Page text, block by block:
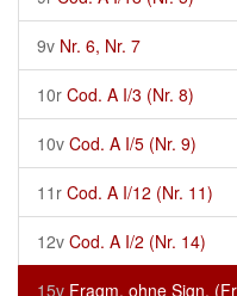
9v Nr. 6, Nr. 7
10r Cod. A I/3 (Nr. 8)
10v Cod. A I/5 (Nr. 9)
11r Cod. A I/12 (Nr. 11)
12v Cod. A I/2 (Nr. 14)
15v Fragm. ohne Sign.